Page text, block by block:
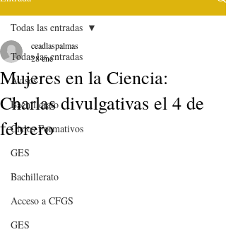
Todas las entradas
Avisos
Bachillerato
Ciclos Formativos
GES
Bachillerato
Acceso a CFGS
GES
Todas las entradas
Mujeres en la Ciencia:
Charlas divulgativas el 4 de
febrero
ceadlaspalmas
28 ene